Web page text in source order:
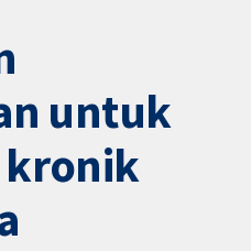
untuk
kronik